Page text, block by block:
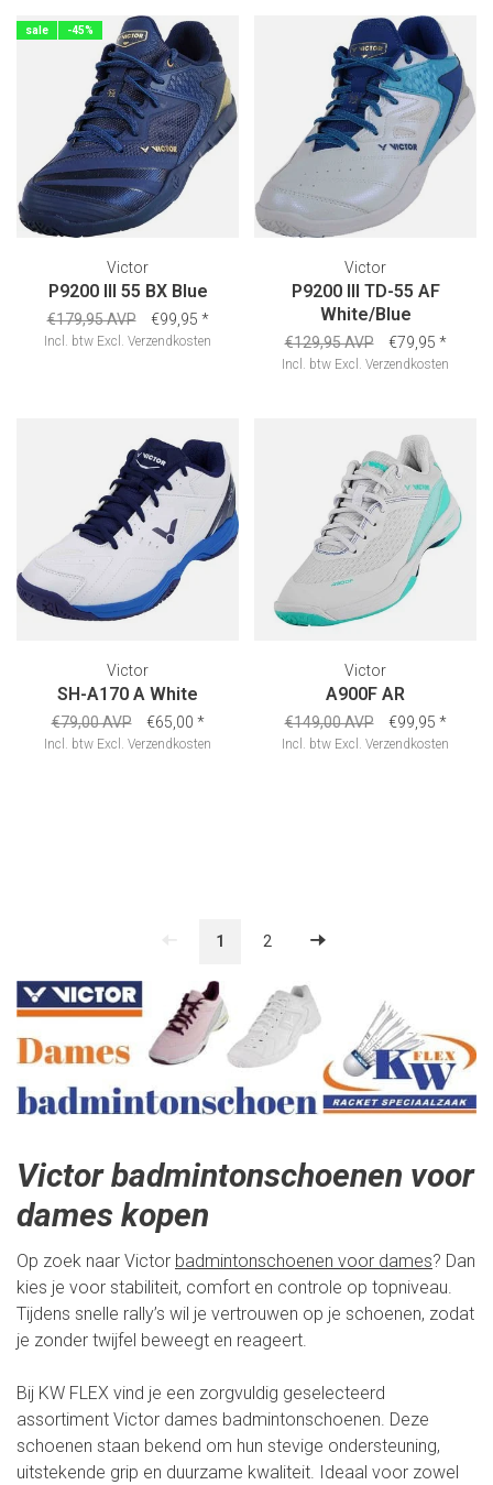
sale -45%
Victor
P9200 III 55 BX Blue
€179,95 AVP €99,95 *
Incl. btw Excl. Verzendkosten
Victor
P9200 III TD-55 AF
White/Blue
€129,95 AVP €79,95 *
Incl. btw Excl. Verzendkosten
Victor
SH-A170 A White
€79,00 AVP €65,00 *
Incl. btw Excl. Verzendkosten
Victor
A900F AR
€149,00 AVP €99,95 *
Incl. btw Excl. Verzendkosten
1 2
Victor badmintonschoenen voor
dames kopen
Op zoek naar Victor badmintonschoenen voor dames? Dan
kies je voor stabiliteit, comfort en controle op topniveau.
Tijdens snelle rally’s wil je vertrouwen op je schoenen, zodat
je zonder twijfel beweegt en reageert.
Bij KW FLEX vind je een zorgvuldig geselecteerd
assortiment Victor dames badmintonschoenen. Deze
schoenen staan bekend om hun stevige ondersteuning,
uitstekende grip en duurzame kwaliteit. Ideaal voor zowel